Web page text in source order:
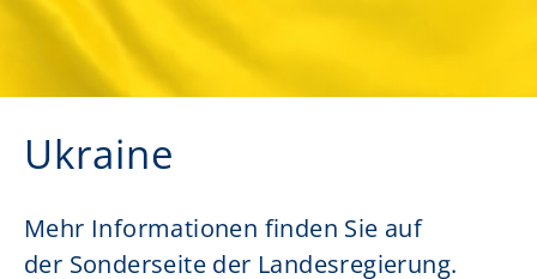
Ukraine
Mehr Informationen finden Sie auf
der Sonderseite der Landesregierung.